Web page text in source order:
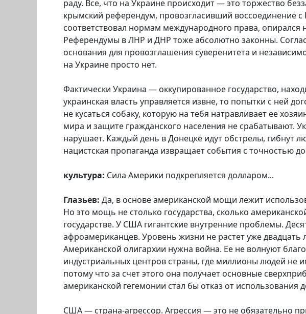
раду. Все, что на Украине происходит — это торжество
крымский референдум, провозгласивший воссоединение
соответствовал нормам международного права, опирался
Референдумы в ЛНР и ДНР тоже абсолютно законны.
основания для провозглашения суверенитета и
на Украине просто нет.
Фактически Украина — оккупированное государство,
украинская власть управляется извне, то попытки с ней
не кусаться собаку, которую на тебя натравливает ее
мира и защите гражданского населения не срабатывают.
нарушает. Каждый день в Донецке идут обстрелы, гибнут
нацистская пропаганда извращает события с точностью
культура: Сила Америки подкрепляется долларом...
Глазьев: Да, в основе американской мощи лежит
Но это мощь не столько государства, сколько
государстве. У США гигантские внутренние проблемы.
афроамериканцев. Уровень жизни не растет уже
Американской олигархии нужна война. Ее не волнуют
индустриальных центров страны, где миллионы людей не
потому что за счет этого она получает основные
американской гегемонии стал бы отказ от использования
США — страна-агрессор. Агрессия — это не обязательно